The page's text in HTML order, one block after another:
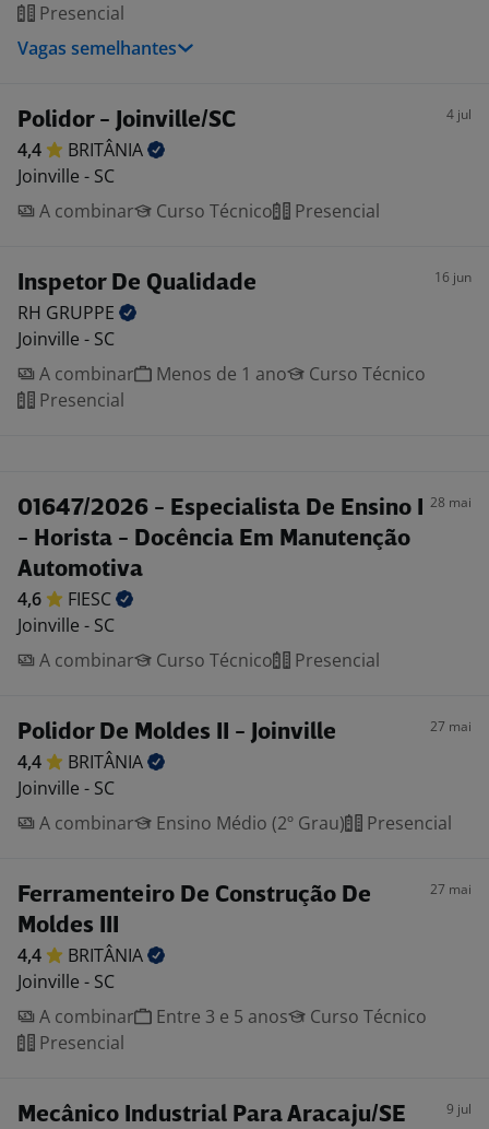
Presencial
Vagas semelhantes
Polidor - Joinville/SC 4 jul
4,4
BRITÂNIA
Joinville - SC
A combinar
Curso Técnico Presencial
Inspetor De Qualidade 16 jun
RH GRUPPE
Joinville - SC
A combinar
Menos de 1 ano
Curso Técnico
Presencial
01647/2026 - Especialista De Ensino I
- Horista - Docência Em Manutenção
Automotiva
28 mai
4,6
FIESC
Joinville - SC
A combinar
Curso Técnico Presencial
Polidor De Moldes II - Joinville 27 mai
4,4
BRITÂNIA
Joinville - SC
A combinar
Ensino Médio (2º Grau) Presencial
Ferramenteiro De Construção De
Moldes III
27 mai
4,4
BRITÂNIA
Joinville - SC
A combinar
Entre 3 e 5 anos
Curso Técnico
Presencial
Mecânico Industrial Para Aracaju/SE 9 jul